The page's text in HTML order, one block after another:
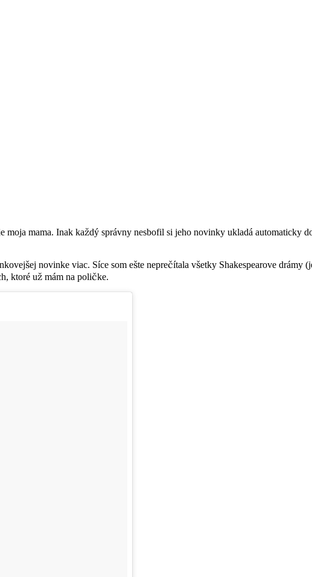
mama. Inak každý správny nesbofil si jeho novinky ukladá automaticky
novinke viac. Síce som ešte neprečítala všetky Shakespearove drámy
ktoré už mám na poličke.